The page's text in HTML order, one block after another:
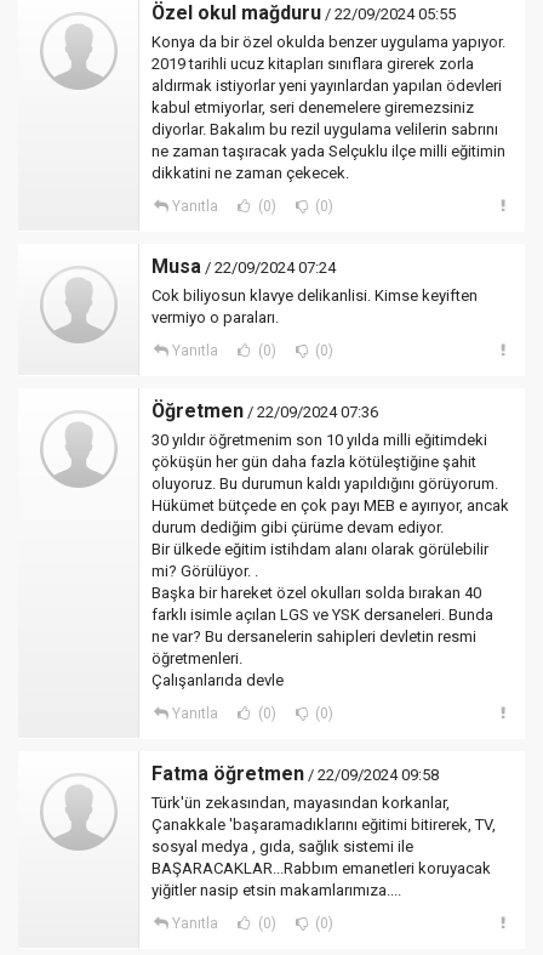
Özel okul mağduru / 22/09/2024 05:55
Konya da bir özel okulda benzer uygulama yapıyor.
2019 tarihli ucuz kitapları sınıflara girerek zorla
aldırmak istiyorlar yeni yayınlardan yapılan ödevleri
kabul etmiyorlar, seri denemelere giremezsiniz
diyorlar. Bakalım bu rezil uygulama velilerin sabrını
ne zaman taşıracak yada Selçuklu ilçe milli eğitimin
dikkatini ne zaman çekecek.
Yanıtla (0) (0)
Musa / 22/09/2024 07:24
Cok biliyosun klavye delikanlisi. Kimse keyiften
vermiyo o paraları.
Yanıtla (0) (0)
Öğretmen / 22/09/2024 07:36
30 yıldır öğretmenim son 10 yılda milli eğitimdeki
çöküşün her gün daha fazla kötüleştiğine şahit
oluyoruz. Bu durumun kaldı yapıldığını görüyorum.
Hükümet bütçede en çok payı MEB e ayırıyor, ancak
durum dediğim gibi çürüme devam ediyor.
Bir ülkede eğitim istihdam alanı olarak görülebilir
mi? Görülüyor. .
Başka bir hareket özel okulları solda bırakan 40
farklı isimle açılan LGS ve YSK dersaneleri. Bunda
ne var? Bu dersanelerin sahipleri devletin resmi
öğretmenleri.
Çalışanlarıda devle
Yanıtla (0) (0)
Fatma öğretmen / 22/09/2024 09:58
Türk'ün zekasından, mayasından korkanlar,
Çanakkale 'başaramadıklarını eğitimi bitirerek, TV,
sosyal medya , gıda, sağlık sistemi ile
BAŞARACAKLAR...Rabbım emanetleri koruyacak
yiğitler nasip etsin makamlarımıza....
Yanıtla (0) (0)